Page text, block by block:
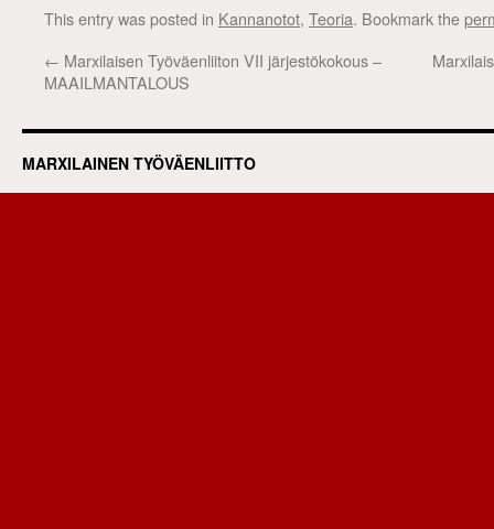
This entry was posted in Kannanotot, Teoria. Bookmark the
← Marxilaisen Työväenliiton VII järjestökokous –
MAAILMANTALOUS
MARXILAINEN TYÖVÄENLIITTO